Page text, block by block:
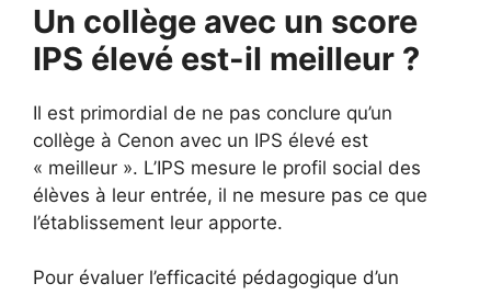
Un collège avec un score
IPS élevé est-il meilleur ?
Il est primordial de ne pas conclure qu’un
collège à Cenon avec un IPS élevé est
« meilleur ». L’IPS mesure le profil social des
élèves à leur entrée, il ne mesure pas ce que
l’établissement leur apporte.
Pour évaluer l’efficacité pédagogique d’un